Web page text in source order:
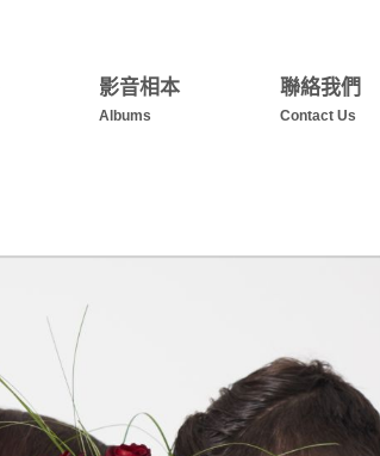
影音相本
Albums
聯絡我們
Contact Us